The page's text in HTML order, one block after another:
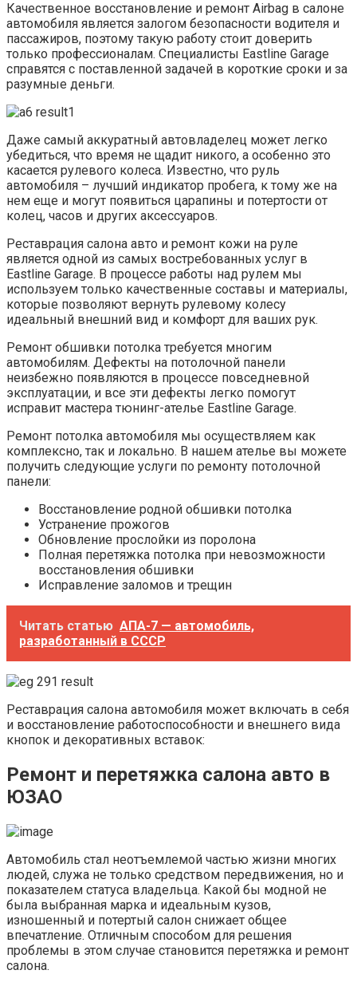
Качественное восстановление и ремонт Airbag в салоне
автомобиля является залогом безопасности водителя и
пассажиров, поэтому такую работу стоит доверить
только профессионалам. Специалисты Eastline Garage
справятся с поставленной задачей в короткие сроки и за
разумные деньги.
Даже самый аккуратный автовладелец может легко
убедиться, что время не щадит никого, а особенно это
касается рулевого колеса. Известно, что руль
автомобиля – лучший индикатор пробега, к тому же на
нем еще и могут появиться царапины и потертости от
колец, часов и других аксессуаров.
Реставрация салона авто и ремонт кожи на руле
является одной из самых востребованных услуг в
Eastline Garage. В процессе работы над рулем мы
используем только качественные составы и материалы,
которые позволяют вернуть рулевому колесу
идеальный внешний вид и комфорт для ваших рук.
Ремонт обшивки потолка требуется многим
автомобилям. Дефекты на потолочной панели
неизбежно появляются в процессе повседневной
эксплуатации, и все эти дефекты легко помогут
исправит мастера тюнинг-ателье Eastline Garage.
Ремонт потолка автомобиля мы осуществляем как
комплексно, так и локально. В нашем ателье вы можете
получить следующие услуги по ремонту потолочной
панели:
Восстановление родной обшивки потолка
Устранение прожогов
Обновление прослойки из поролона
Полная перетяжка потолка при невозможности
восстановления обшивки
Исправление заломов и трещин
Читать статью АПА-7 — автомобиль,
разработанный в СССР
Реставрация салона автомобиля может включать в себя
и восстановление работоспособности и внешнего вида
кнопок и декоративных вставок:
Ремонт и перетяжка салона авто в
ЮЗАО
Автомобиль стал неотъемлемой частью жизни многих
людей, служа не только средством передвижения, но и
показателем статуса владельца. Какой бы модной не
была выбранная марка и идеальным кузов,
изношенный и потертый салон снижает общее
впечатление. Отличным способом для решения
проблемы в этом случае становится перетяжка и ремонт
салона.